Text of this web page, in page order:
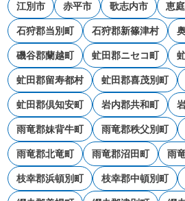
江別市 赤平市 歌志内市 恵
石狩郡当別町 石狩郡新篠津村
磯谷郡蘭越町 虻田郡ニセコ町
虻田郡留寿都村 虻田郡喜茂別町
虻田郡倶知安町 岩内郡共和町
雨竜郡妹背牛町 雨竜郡秩父別町
雨竜郡北竜町 雨竜郡沼田町 雨
枝幸郡浜頓別町 枝幸郡中頓別町